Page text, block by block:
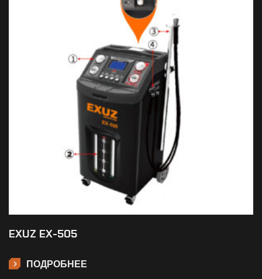
EXUZ EX-505
ПОДРОБНЕЕ